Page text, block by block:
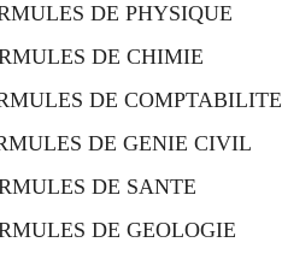
DE PHYSIQUE
DE CHIMIE
DE COMPTABILITE
DE GENIE CIVIL
DE SANTE
DE GEOLOGIE